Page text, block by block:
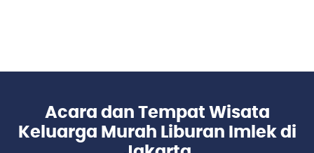
Acara dan Tempat Wisata
Keluarga Murah Liburan Imlek di